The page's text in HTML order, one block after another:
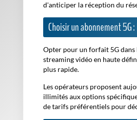
d'anticiper la réception du
Choisir un abonnement 5G
Opter pour un forfait 5G dans
streaming vidéo en haute
plus rapide.
Les opérateurs proposent
illimités aux options
de tarifs préférentiels pour